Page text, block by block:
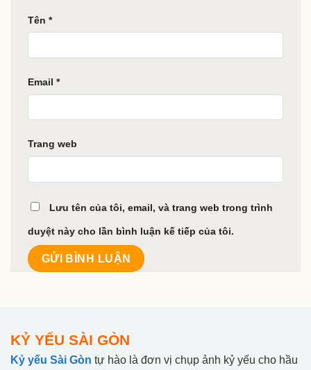
Tên *
Email *
Trang web
Lưu tên của tôi, email, và trang web trong trình
duyệt này cho lần bình luận kế tiếp của tôi.
KỶ YẾU SÀI GÒN
Kỷ yếu Sài Gòn tự hào là đơn vị chụp ảnh kỷ yếu cho hầu